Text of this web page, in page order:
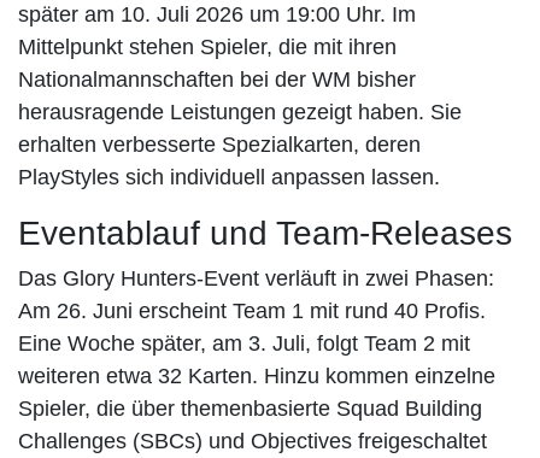
später am 10. Juli 2026 um 19:00 Uhr. Im
Mittelpunkt stehen Spieler, die mit ihren
Nationalmannschaften bei der WM bisher
herausragende Leistungen gezeigt haben. Sie
erhalten verbesserte Spezialkarten, deren
PlayStyles sich individuell anpassen lassen.
Eventablauf und Team-Releases
Das Glory Hunters-Event verläuft in zwei Phasen:
Am 26. Juni erscheint Team 1 mit rund 40 Profis.
Eine Woche später, am 3. Juli, folgt Team 2 mit
weiteren etwa 32 Karten. Hinzu kommen einzelne
Spieler, die über themenbasierte Squad Building
Challenges (SBCs) und Objectives freigeschaltet